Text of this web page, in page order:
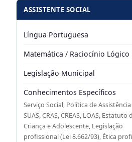
ASSISTENTE SOCIAL
Língua Portuguesa
Matemática / Raciocínio Lógico
Legislação Municipal
Conhecimentos Específicos
Serviço Social, Política de
SUAS, CRAS, CREAS, LOAS, Estatuto
Criança e Adolescente, Legislação
profissional (Lei 8.662/93), Ética